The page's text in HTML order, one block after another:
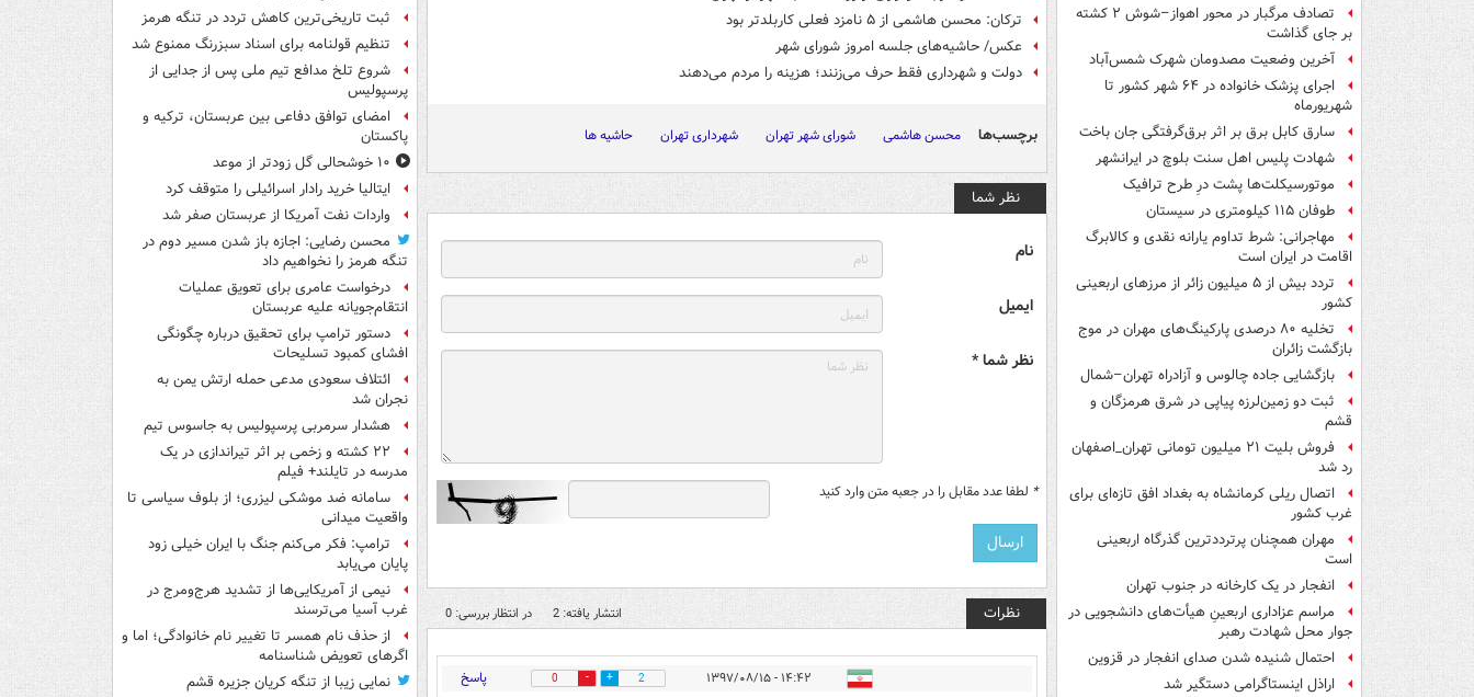
تصادف مرگبار در محور اهواز–شوش ۲ کشته
بر جای گذاشت
آخرین وضعیت مصدومان شهرک شمس‌آباد
اجرای پزشک خانواده در ۶۴ شهر کشور تا
شهریورماه
سارق کابل برق بر اثر برق‌گرفتگی جان باخت
شهادت پلیس اهل سنت بلوچ در ایرانشهر
موتورسیکلت‌ها پشت درِ طرح ترافیک
طوفان ۱۱۵ کیلومتری در سیستان
مهاجرانی: شرط تداوم یارانه نقدی و کالابرگ
اقامت در ایران است
تردد بیش از ۵ میلیون زائر از مرزهای اربعینی
کشور
تخلیه ۸۰ درصدی پارکینگ‌های مهران در موج
بازگشت زائران
بازگشایی جاده چالوس و آزادراه تهران–شمال
ثبت دو زمین‌لرزه پیاپی در شرق هرمزگان و
قشم
فروش بلیت ۲۱ میلیون تومانی تهران_اصفهان
رد شد
اتصال ریلی کرمانشاه به بغداد افق تازه‌ای برای
غرب کشور
مهران همچنان پرترددترین گذرگاه اربعینی
است
انفجار در یک کارخانه در جنوب تهران
مراسم عزاداری اربعینِ هیأت‌های دانشجویی در
جوار محل شهادت رهبر
احتمال شنیده شدن صدای انفجار در قزوین
اراذل اینستاگرامی دستگیر شد
ترکان: محسن هاشمی از ۵ نامزد فعلی کاربلدتر بود
عکس/ حاشیه‌های جلسه امروز شورای شهر
دولت و شهرداری فقط حرف می‌زنند؛ هزینه را مردم می‌دهند
برچسب‌ها محسن هاشمی شورای شهر تهران شهرداری تهران حاشیه ها
نظر شما
نام
ایمیل
نظر شما *
* لطفا عدد مقابل را در جعبه متن وارد کنید
نظرات انتشار یافته: 2 در انتظار بررسی: 0
۱۴:۴۲ - ۱۳۹۷/۰۸/۱۵ 2
0 پاسخ
ثبت تاریخی‌ترین کاهش تردد در تنگه هرمز
تنظیم قولنامه برای اسناد سبزرنگ ممنوع شد
شروع تلخ مدافع تیم ملی پس از جدایی از
پرسپولیس
امضای توافق دفاعی بین عربستان، ترکیه و
پاکستان
۱۰ خوشحالی گل زودتر از موعد
ایتالیا خرید رادار اسرائیلی را متوقف کرد
واردات نفت آمریکا از عربستان صفر شد
محسن رضایی: اجازه باز شدن مسیر دوم در
تنگه هرمز را نخواهیم داد
درخواست عامری برای تعویق عملیات
انتقام‌جویانه علیه عربستان
دستور ترامپ برای تحقیق درباره چگونگی
افشای کمبود تسلیحات
ائتلاف سعودی مدعی حمله ارتش یمن به
نجران شد
هشدار سرمربی پرسپولیس به جاسوس تیم
۲۲ کشته و زخمی بر اثر تیراندازی در یک
مدرسه در تایلند+ فیلم
سامانه ضد موشکی لیزری؛ از بلوف سیاسی تا
واقعیت میدانی
ترامپ: فکر می‌کنم جنگ با ایران خیلی زود
پایان می‌یابد
نیمی از آمریکایی‌ها از تشدید هرج‌ومرج در
غرب آسیا می‌ترسند
از حذف نام همسر تا تغییر نام خانوادگی؛ اما و
اگرهای تعویض شناسنامه
نمایی زیبا از تنگه کریان جزیره قشم